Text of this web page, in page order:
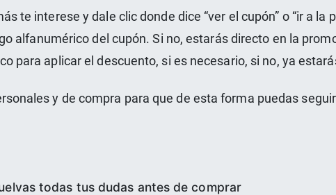
te interese y dale clic donde dice “ver el cupón” o “ir a la
alfanumérico del cupón. Si no, estarás directo en la
para aplicar el descuento, si es necesario, si no, ya
y de compra para que de esta forma puedas
todas tus dudas antes de comprar